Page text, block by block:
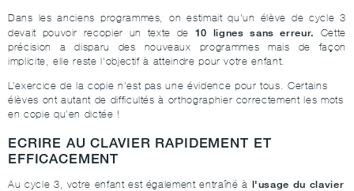
Dans les anciens programmes, on estimait qu'un élève de cycle 3
devait pouvoir recopier un texte de 10 lignes sans erreur.
Cette
précision a disparu des nouveaux programmes mais de façon
implicite, elle reste l'objectif à atteindre pour votre enfant.
L’exercice de la copie n’est pas une évidence pour tous. Certains
élèves ont autant de difficultés à orthographier correctement les mots
en copie qu’en dictée !
ECRIRE AU CLAVIER RAPIDEMENT ET
EFFICACEMENT
Au cycle 3, votre enfant est également entraîné à l'usage du clavier